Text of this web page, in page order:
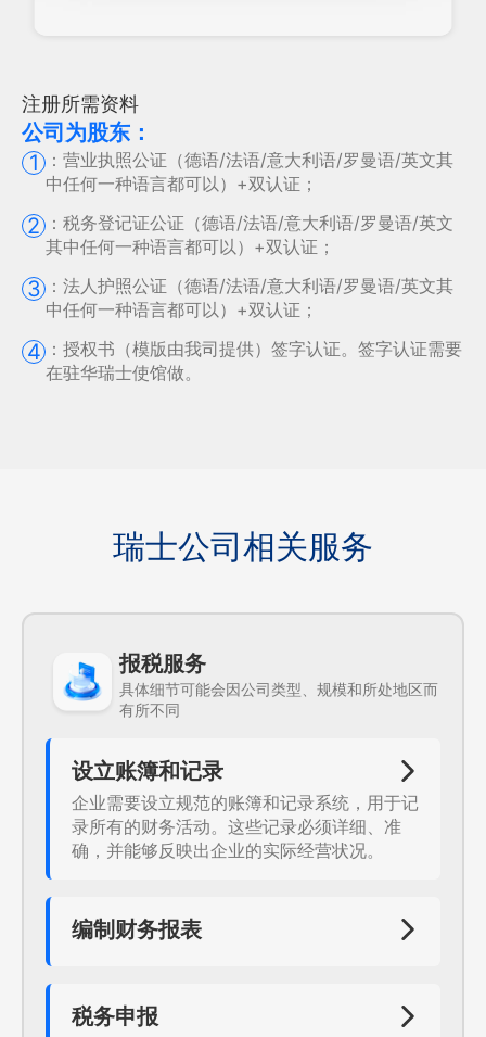
注册所需资料
公司为股东：
1
： 营业执照公证（德语/法语/意大利语/罗曼语/英文其
中任何一种语言都可以）+双认证；
2 ： 税务登记证公证（德语/法语/意大利语/罗曼语/英文
其中任何一种语言都可以）+双认证；
3 ： 法人护照公证（德语/法语/意大利语/罗曼语/英文其
中任何一种语言都可以）+双认证；
4 ： 授权书（模版由我司提供）签字认证。签字认证需要
在驻华瑞士使馆做。
瑞士公司相关服务
报税服务
具体细节可能会因公司类型、规模和所处地区而
有所不同
设立账簿和记录
企业需要设立规范的账簿和记录系统，用于记
录所有的财务活动。这些记录必须详细、准
确，并能够反映出企业的实际经营状况。
编制财务报表
等。这些报表必须真实、准确，并符合瑞士的
会计准则。
税务申报